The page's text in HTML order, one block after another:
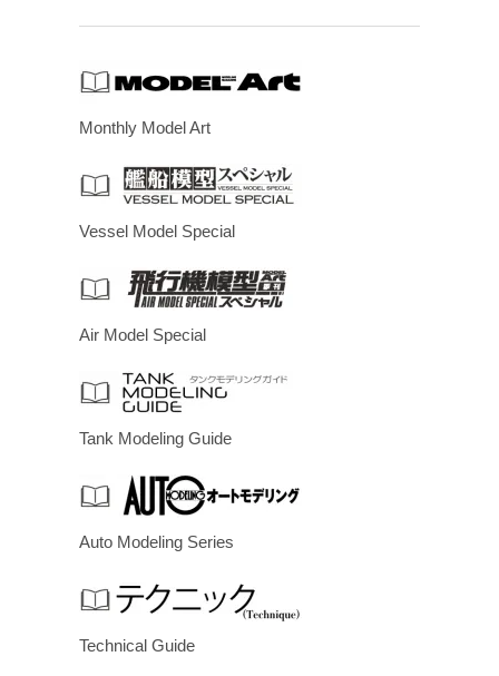
Monthly Model Art
Vessel Model Special
Air Model Special
Tank Modeling Guide
Auto Modeling Series
Technical Guide